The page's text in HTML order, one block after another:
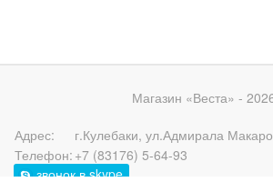
Магазин «Веста» -
Адрес: г.Кулебаки, ул.Адмирала
Телефон: +7 (83176) 5-64-93
звонок в skype